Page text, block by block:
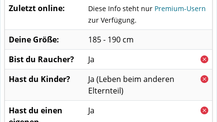
Zuletzt online: Diese Info steht nur Premium-Usern
zur Verfügung.
Deine Größe:
185 - 190 cm
Bist du Raucher?
Ja
Hast du Kinder?
Ja (Leben beim anderen
Elternteil)
Hast du einen
Ja